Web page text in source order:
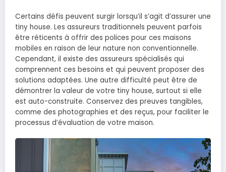
Certains défis peuvent surgir lorsqu’il s’agit d’assurer une
tiny house. Les assureurs traditionnels peuvent parfois
être réticents à offrir des polices pour ces maisons
mobiles en raison de leur nature non conventionnelle.
Cependant, il existe des assureurs spécialisés qui
comprennent ces besoins et qui peuvent proposer des
solutions adaptées. Une autre difficulté peut être de
démontrer la valeur de votre tiny house, surtout si elle
est auto-construite. Conservez des preuves tangibles,
comme des photographies et des reçus, pour faciliter le
processus d’évaluation de votre maison.